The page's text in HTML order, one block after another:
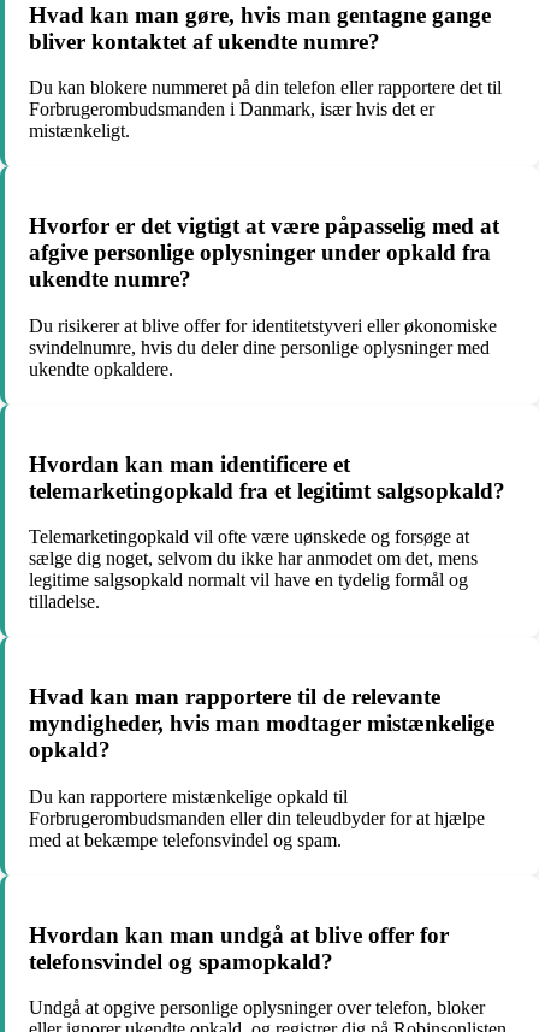
Hvad kan man gøre, hvis man gentagne gange
bliver kontaktet af ukendte numre?
Du kan blokere nummeret på din telefon eller rapportere det til
Forbrugerombudsmanden i Danmark, især hvis det er
mistænkeligt.
Hvorfor er det vigtigt at være påpasselig med at
afgive personlige oplysninger under opkald fra
ukendte numre?
Du risikerer at blive offer for identitetstyveri eller økonomiske
svindelnumre, hvis du deler dine personlige oplysninger med
ukendte opkaldere.
Hvordan kan man identificere et
telemarketingopkald fra et legitimt salgsopkald?
Telemarketingopkald vil ofte være uønskede og forsøge at
sælge dig noget, selvom du ikke har anmodet om det, mens
legitime salgsopkald normalt vil have en tydelig formål og
tilladelse.
Hvad kan man rapportere til de relevante
myndigheder, hvis man modtager mistænkelige
opkald?
Du kan rapportere mistænkelige opkald til
Forbrugerombudsmanden eller din teleudbyder for at hjælpe
med at bekæmpe telefonsvindel og spam.
Hvordan kan man undgå at blive offer for
telefonsvindel og spamopkald?
Undgå at opgive personlige oplysninger over telefon, bloker